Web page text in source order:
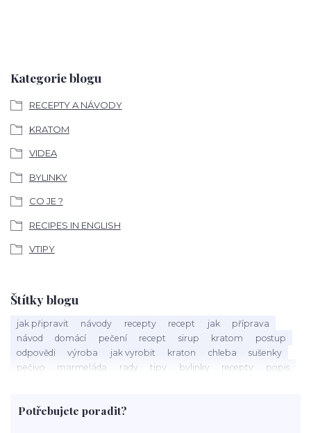
Kategorie blogu
RECEPTY A NÁVODY
KRATOM
VIDEA
BYLINKY
CO JE ?
RECIPES IN ENGLISH
VTIPY
Štítky blogu
jak připravit návody recepty recept jak
příprava
návod
domácí pečení recept sirup kratom
postup
odpovědi
výroba jak vyrobit kraton chleba
sušenky
pečivo
marmeláda rady tipy bylinky recepty
popis
rohlíky
grilování čaj
Potřebujete poradit?